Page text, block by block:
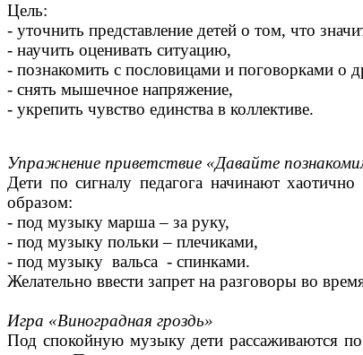
Цель:
- уточнить представление детей о том, что
- научить оценивать ситуацию,
- познакомить с пословицами и поговорками о
- снять мышечное напряжение,
- укрепить чувство единства в коллективе.
Упражнение приветствие «Давайте
Дети по сигналу педагога начинают
образом:
- под музыку марша – за руку,
- под музыку польки – плечиками,
- под музыку вальса - спинками.
Желательно ввести запрет на разговоры во
Игра «Виноградная гроздь»
Под спокойную музыку дети рассаживаются по